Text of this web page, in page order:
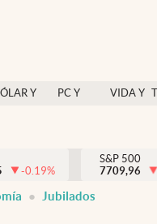
Y
PC Y
VIDA Y
México
-0.19%
S&P 500
7709,96
Jubilados